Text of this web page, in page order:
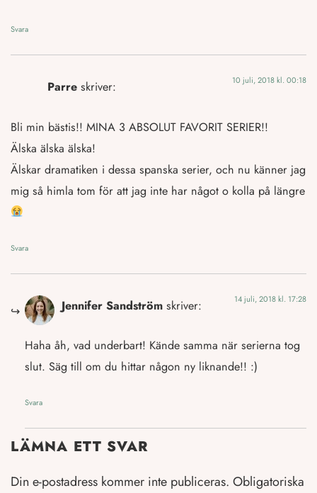
Svara
Parre skriver: 10 juli, 2018 kl. 00:18
Bli min bästis!! MINA 3 ABSOLUT FAVORIT SERIER!!
Älska älska älska!
Älskar dramatiken i dessa spanska serier, och nu känner jag
mig så himla tom för att jag inte har något o kolla på längre
Svara
Jennifer Sandström skriver: 14 juli, 2018 kl. 17:28
Haha åh, vad underbart! Kände samma när serierna tog
slut. Säg till om du hittar någon ny liknande!! :)
Svara
LÄMNA ETT SVAR
Din e-postadress kommer inte publiceras. Obligatoriska